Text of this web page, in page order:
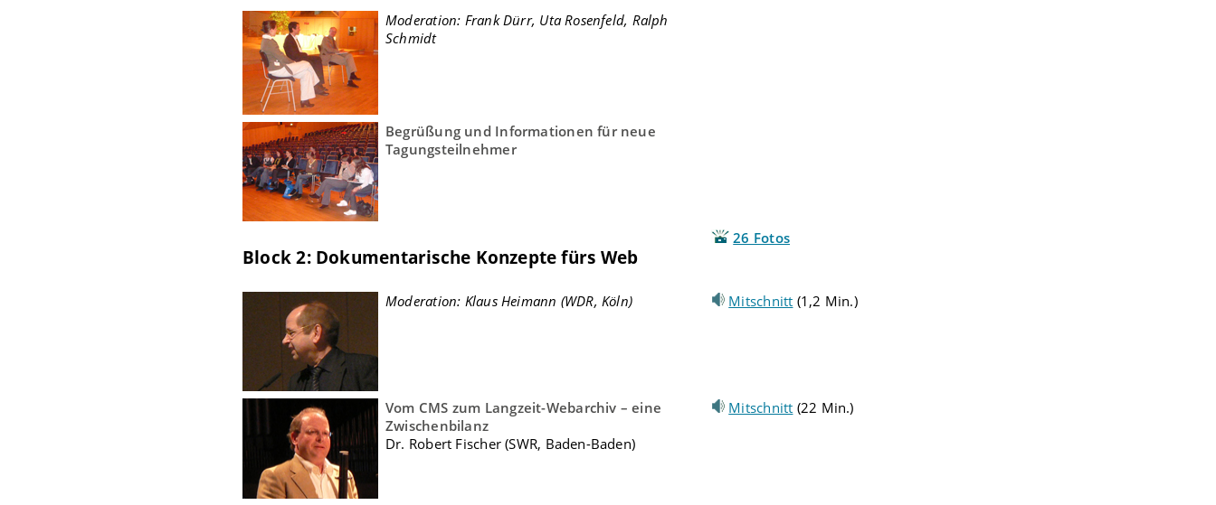
Moderation: Frank Dürr, Uta Rosenfeld, Ralph
Schmidt
Begrüßung und Informationen für neue
Tagungsteilnehmer
Block 2: Dokumentarische Konzepte fürs Web
26 Fotos
Moderation: Klaus Heimann (WDR, Köln) Mitschnitt (1,2 Min.)
Vom CMS zum Langzeit-Webarchiv – eine
Zwischenbilanz
Dr. Robert Fischer (SWR, Baden-Baden)
Mitschnitt (22 Min.)